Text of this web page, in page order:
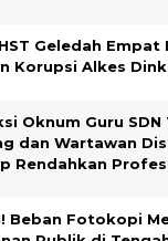
Geledah
Korupsi Alkes
Oknum Guru SDN
dan Wartawan
Rendahkan
Beban Fotokopi